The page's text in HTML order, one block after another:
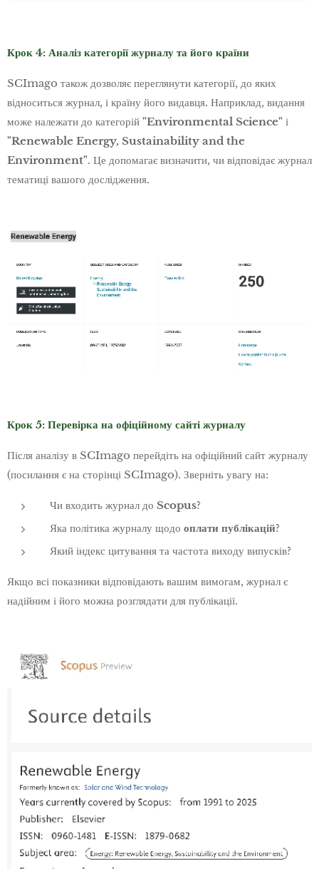
Крок 4: Аналіз категорії журналу та його країни
SCImago також дозволяє переглянути категорії, до яких
відноситься журнал, і країну його видавця. Наприклад, видання
може належати до категорій "Environmental Science" і
"Renewable Energy, Sustainability and the
Environment". Це допомагає визначити, чи відповідає журнал
тематиці вашого дослідження.
Крок 5: Перевірка на офіційному сайті журналу
Після аналізу в SCImago перейдіть на офіційний сайт журналу
(посилання є на сторінці SCImago). Зверніть увагу на:
Чи входить журнал до Scopus?
Яка політика журналу щодо оплати публікацій?
Який індекс цитування та частота виходу випусків?
Якщо всі показники відповідають вашим вимогам, журнал є
надійним і його можна розглядати для публікації.